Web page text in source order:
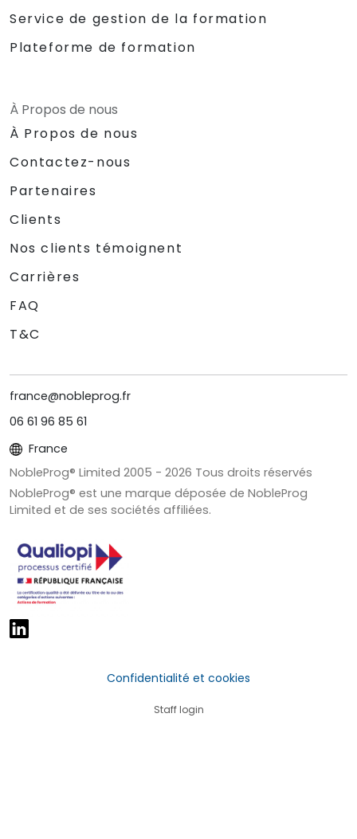
Service de gestion de la formation
Plateforme de formation
À Propos de nous
À Propos de nous
Contactez-nous
Partenaires
Clients
Nos clients témoignent
Carrières
FAQ
T&C
france@nobleprog.fr
06 61 96 85 61
France
NobleProg® Limited 2005 - 2026 Tous droits réservés
NobleProg® est une marque déposée de NobleProg
Limited et de ses sociétés affiliées.
Confidentialité et cookies
Staff login